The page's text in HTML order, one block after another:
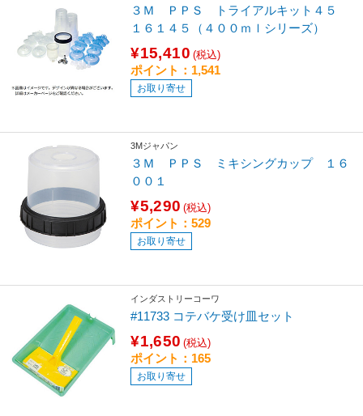
３Ｍ ＰＰＳ トライアルキット４５
１６１４５（４００ｍｌシリーズ）
¥15,410 (税込)
ポイント：1,541
お取り寄せ
3Mジャパン
３Ｍ ＰＰＳ ミキシングカップ １６
００１
¥5,290 (税込)
ポイント：529
お取り寄せ
インダストリーコーワ
#11733 コテバケ受け皿セット
¥1,650 (税込)
ポイント：165
お取り寄せ